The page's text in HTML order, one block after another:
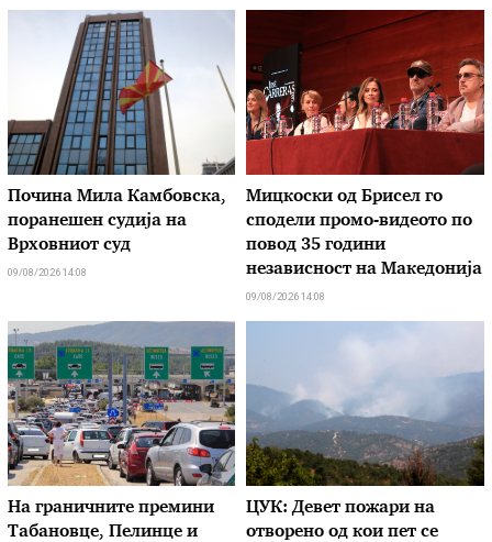
Почина Мила Камбовска,
поранешен судија на
Врховниот суд
09/08/2026 14:08
Мицкоски од Брисел го
сподели промо-видеото по
повод 35 години
независност на Македонија
09/08/2026 14:08
На граничните премини
Табановце, Пелинце и
ЦУК: Девет пожари на
отворено од кои пет се